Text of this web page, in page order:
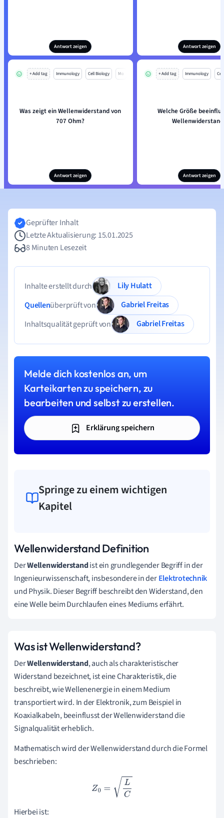
Antwort zeigen Antwort zeigen
+ Add tag Immunology Cell Biology Mo
Was zeigt ein Wellenwiderstand von
707 Ohm?
Antwort zeigen
+ Add tag Immunology
Welche Größe
Antwort zeigen
Geprüfter Inhalt
Letzte Aktualisierung: 15.01.2025
8 Minuten Lesezeit
Inhalte erstellt durch
Lily Hulatt
Quellenüberprüft von
Gabriel Freitas
Inhaltsqualität geprüft von
Gabriel Freitas
Melde dich kostenlos an, um
Karteikarten zu speichern, zu
bearbeiten und selbst zu erstellen.
Erklärung speichern
Springe zu einem wichtigen
Kapitel
Wellenwiderstand Definition
DerWellenwiderstandist ein grundlegender Begriff in der
Ingenieurwissenschaft, insbesondere in derElektrotechnik
und Physik. Dieser Begriff beschreibt den Widerstand, den
eine Welle beim Durchlaufen eines Mediums erfährt.
Was ist Wellenwiderstand?
DerWellenwiderstand, auch als charakteristischer
Widerstand bezeichnet, ist eine Charakteristik, die
beschreibt, wie Wellenenergie in einem Medium
transportiert wird. In der Elektronik, zum Beispiel in
Koaxialkabeln, beeinflusst der Wellenwiderstand die
Signalqualität erheblich.
Mathematisch wird der Wellenwiderstand durch die Formel
beschrieben:
C
Hierbei ist: